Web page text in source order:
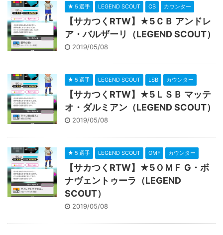
★５選手 LEGEND SCOUT CB カウンター
【サカつくRTW】★5ＣＢ アンドレ
ア・バルザーリ（LEGEND SCOUT）
2019/05/08
★５選手 LEGEND SCOUT LSB カウンター
【サカつくRTW】★5ＬＳＢ マッテ
オ・ダルミアン（LEGEND SCOUT）
2019/05/08
★５選手 LEGEND SCOUT OMF カウンター
【サカつくRTW】★5ＯＭＦ G・ボ
ナヴェントゥーラ（LEGEND
SCOUT）
2019/05/08